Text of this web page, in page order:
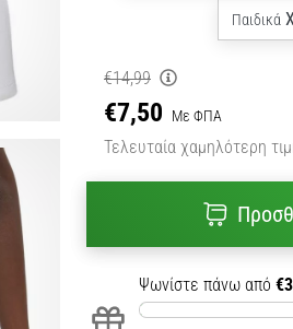
Παιδικά
€14,99
€7,50 Με ΦΠΑ
Τελευταία χαμηλότερη
Ψωνίστε πάνω από